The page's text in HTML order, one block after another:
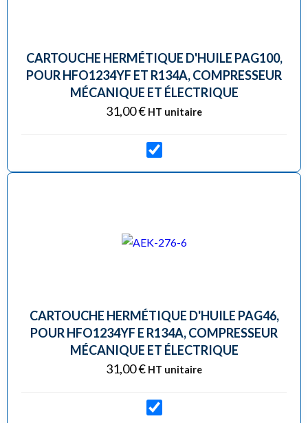
CARTOUCHE HERMÉTIQUE D'HUILE PAG100,
POUR HFO1234YF ET R134A, COMPRESSEUR
MÉCANIQUE ET ÉLECTRIQUE
31,00€ HT unitaire
CARTOUCHE HERMÉTIQUE D'HUILE PAG46,
POUR HFO1234YF E R134A, COMPRESSEUR
MÉCANIQUE ET ÉLECTRIQUE
31,00€ HT unitaire